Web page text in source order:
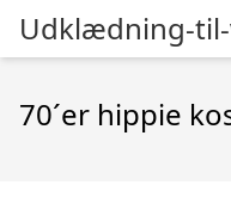
Udklædning-
70´er hippie